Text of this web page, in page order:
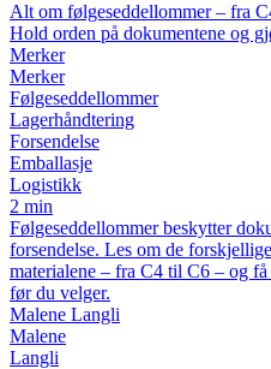
Alt om følgeseddellommer – fra
Hold orden på dokumentene og
Merker
Merker
Følgeseddellommer
Lagerhåndtering
Forsendelse
Emballasje
Logistikk
2 min
Følgeseddellommer beskytter
forsendelse. Les om de
materialene – fra C4 til C6 – og
før du velger.
Malene Langli
Malene
Langli